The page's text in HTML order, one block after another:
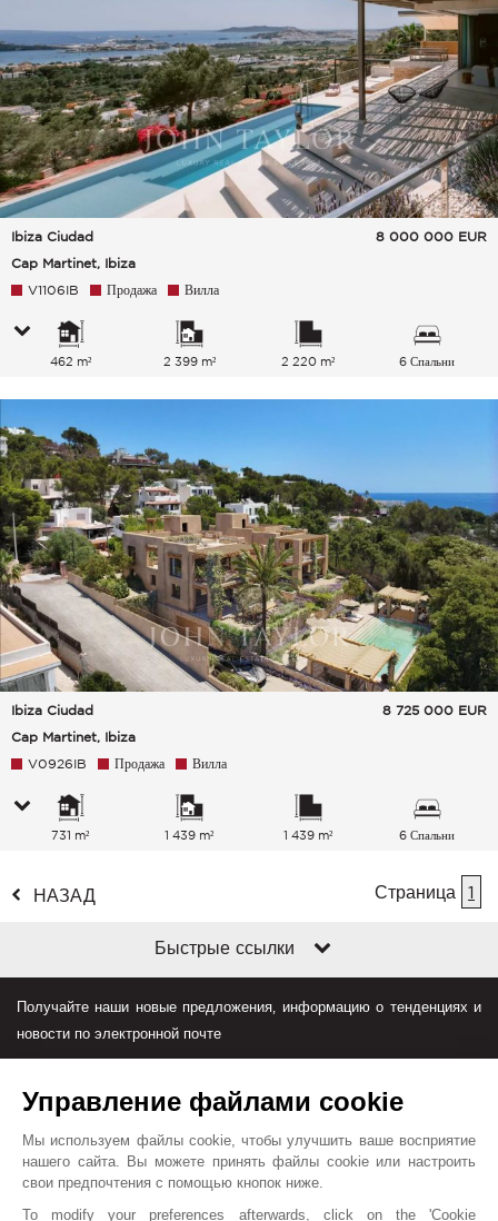
Ibiza Ciudad
Cap Martinet, Ibiza
8 000 000 EUR
V1106IB Продажа Вилла
462 m² 2 399 m² 2 220 m² 6 Спальни
Ibiza Ciudad
Cap Martinet, Ibiza
8 725 000 EUR
V0926IB Продажа Вилла
731 m² 1 439 m² 1 439 m² 6 Спальни
НАЗАД Страница 1
Быстрые ссылки
Получайте наши новые предложения, информацию о тенденциях и
новости по электронной почте
Управление файлами cookie
Мы используем файлы cookie, чтобы улучшить ваше восприятие
нашего сайта. Вы можете принять файлы cookie или настроить
свои предпочтения с помощью кнопок ниже.
To modify your preferences afterwards, click on the 'Cookie